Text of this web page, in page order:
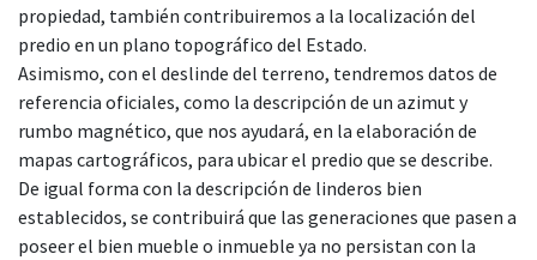
propiedad, también contribuiremos a la localización del
predio en un plano topográfico del Estado.
Asimismo, con el deslinde del terreno, tendremos datos de
referencia oficiales, como la descripción de un azimut y
rumbo magnético, que nos ayudará, en la elaboración de
mapas cartográficos, para ubicar el predio que se describe.
De igual forma con la descripción de linderos bien
establecidos, se contribuirá que las generaciones que pasen a
poseer el bien mueble o inmueble ya no persistan con la